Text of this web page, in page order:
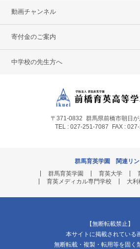
動画チャンネル
寄付金のご案内
中学校の先生方へ
〒371-0832 群馬県前橋市朝日
TEL : 027-251-7087
FAX :
群馬育英学園 関連リン
群馬育英学園
育英大学
育英メディカル専門学校
大利
【無断転載禁止】
本サイトに掲載されている
無断転載・複製・転用等を固く